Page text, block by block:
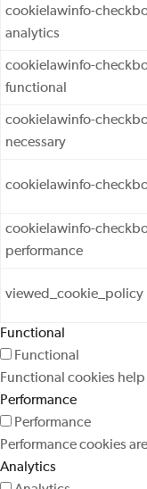
cookielawinfo-
analytics
cookielawinfo-
functional
cookielawinfo-
necessary
cookielawinfo-
cookielawinfo-
performance
viewed_cookie_policy
Functional
Functional
Functional cookies
Performance
Performance
Performance cookies
Analytics